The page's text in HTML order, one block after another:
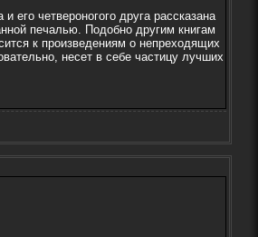
его четвероногого друга рассказана
печалью. Подобно другим книгам
к произведениям о непреходящих
несет в себе частицу лучших